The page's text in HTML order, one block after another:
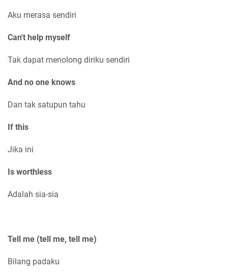
Aku merasa sendiri
Can't help myself
Tak dapat menolong diriku sendiri
And no one knows
Dan tak satupun tahu
If this
Jika ini
Is worthless
Adalah sia-sia
Tell me (tell me, tell me)
Bilang padaku